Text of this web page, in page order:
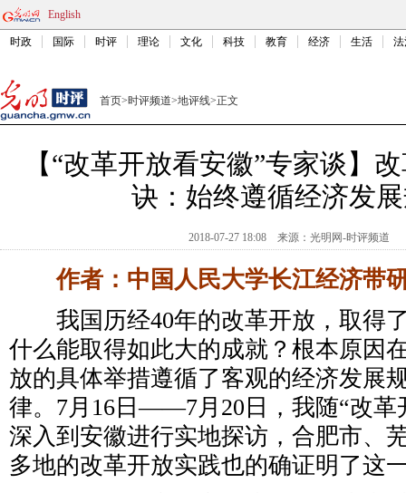
English
时政 国际 时评 理论 文化 科技 教育 经济 生活
首页>时评频道>地评线>正文
【“改革开放看安徽”专家谈】
诀：始终遵循经济发
2018-07-27 18:08 来源： 光明网-时评频道
作者：中国人民大学长江经济带
我国历经40年的改革开放，取得
什么能取得如此大的成就？根本原因
放的具体举措遵循了客观的经济发展
律。7月16日——7月20日，我随“改革
深入到安徽进行实地探访，合肥市、
多地的改革开放实践也的确证明了这